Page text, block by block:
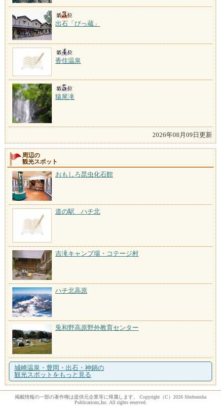
出石「びっ蔵」
香住温泉
猿尾滝
2026年08月09日更新
周辺の
観光スポット
おもしろ昆虫化石館
道の駅 ハチ北
吉滝キャンプ場・コテージ村
ハチ北高原
兎和野高原野外教育センター
城崎温泉・豊岡・出石・神鍋の
観光スポットをもっと見る
掲載情報の一部の著作権は提供元企業等に帰属します。 Copyright（C）2026 Shobunsha
Publications,Inc. All rights reserved.